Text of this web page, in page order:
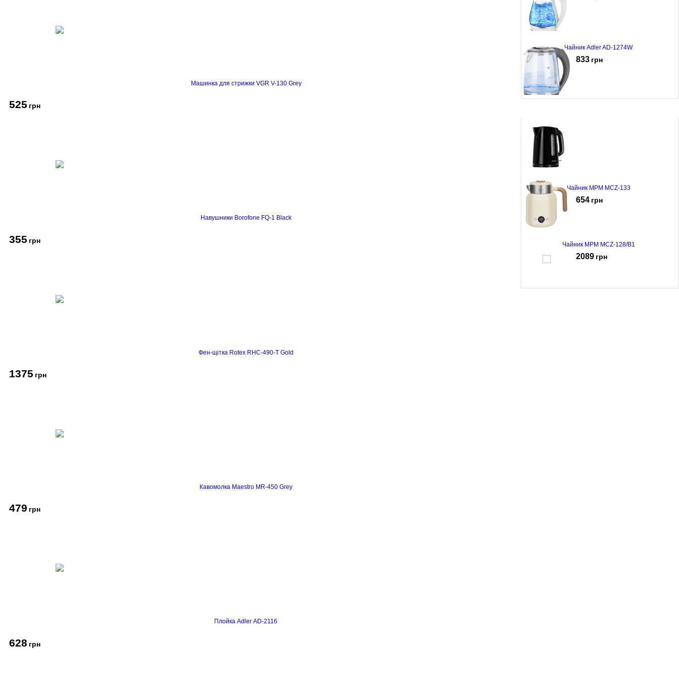
Чайник Adler AD-1274W
833 грн
Чайник MPM MCZ-133
654 грн
Чайник MPM MCZ-128/B1
2089 грн
Машинка для стрижки VGR V-130 Grey
525 грн
Навушники Borofone FQ-1 Black
355 грн
Фен-щітка Rotex RHC-490-T Gold
1375 грн
Кавомолка Maestro MR-450 Grey
479 грн
Плойка Adler AD-2116
628 грн